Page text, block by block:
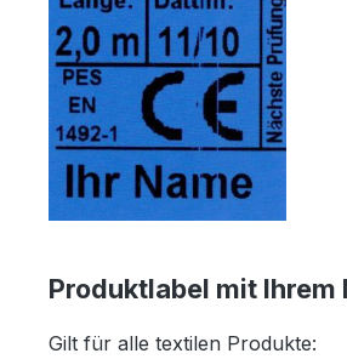
Produktlabel mit Ihrem
Gilt für alle textilen Produkte: